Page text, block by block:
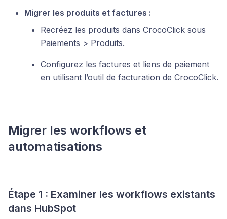
Migrer les produits et factures :
Recréez les produits dans CrocoClick sous
Paiements > Produits.
Configurez les factures et liens de paiement
en utilisant l’outil de facturation de CrocoClick.
Migrer les workflows et
automatisations
Étape 1 : Examiner les workflows existants
dans HubSpot